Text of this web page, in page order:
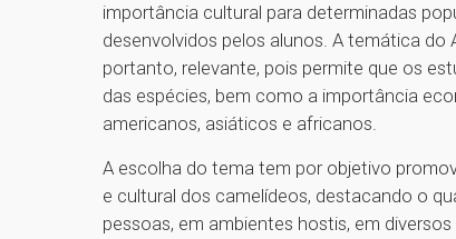
importância cultural para determinadas
desenvolvidos pelos alunos. A temática
portanto, relevante, pois permite que os
das espécies, bem como a importância
americanos, asiáticos e africanos.
A escolha do tema tem por objetivo
e cultural dos camelídeos, destacando o
pessoas, em ambientes hostis, em